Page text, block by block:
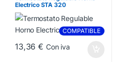
Electrico STA 320
COMPATIBLE
13,36€ Con iva